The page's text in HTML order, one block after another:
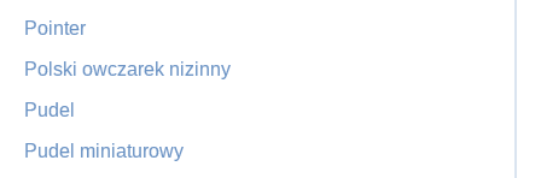
Pointer
Polski owczarek nizinny
Pudel
Pudel miniaturowy